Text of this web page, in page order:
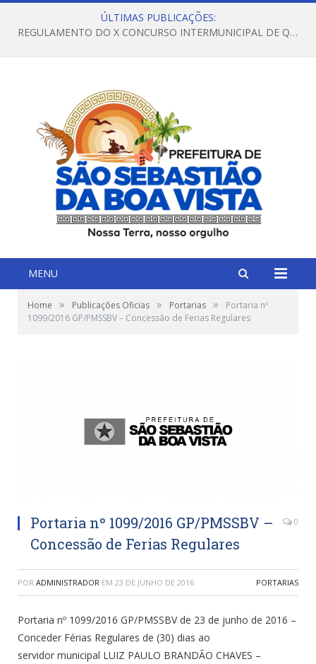
ÚLTIMAS PUBLICAÇÕES:
REGULAMENTO DO X CONCURSO INTERMUNICIPAL DE QUADRILHAS JUNINAS – 2026 – ARRAIÁ DA VENEZA
MENU
Home » Publicações Oficias » Portarias »
Portaria nº
1099/2016 GP/PMSSBV – Concessão de Ferias Regulares
Portaria nº 1099/2016 GP/PMSSBV –
Concessão de Ferias Regulares
0
POR ADMINISTRADOR EM 23 DE JUNHO DE 2016 PORTARIAS
Portaria nº 1099/2016 GP/PMSSBV de 23 de junho de 2016 –
Conceder Férias Regulares de (30) dias ao
servidor municipal LUIZ PAULO BRANDÃO CHAVES –